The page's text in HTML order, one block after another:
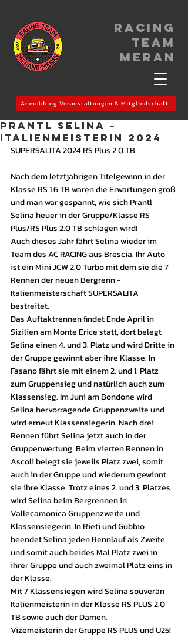
Racing
Team
meran
Anmeldung Veranstaltungen & Mitgliedschaft
PRANTL SELINA ~
ITALIENMEISTERIN 2024
SUPERSALITA 2024 RS Plus 2.0 TB
Nach dem letztjährigen Titelgewinn in der
Klasse RS 1.6 TB waren die Erwartungen groß
und man war gespannt, wie sich Prantl
Selina heuer in der Gruppe/Klasse RS
Plus/RS Plus 2.0 TB schlagen wird!
Auch dieses Jahr fährt Selina wieder im
Team des AC RACING aus Brescia. Ihr Auto
ist ein Mini JCW 2.0 Turbo mit dem sie die 7
Rennen der neuen Bergrenn -
Italienmeisterschaft SUPERSALITA
bestreitet.
Das Auftaktrennen findet Ende April in
Sizilien am Monte Erice statt, dort belegt
Selina einen 4. und 3. Platz und wird Dritte in
der Gruppe gewinnt aber ihre Klasse. In
Fasano fährt sie mit einem 2. und 1. Platz
zum Gruppensieg und natürlich auch zum
Klassensieg. Im Juni am Bondone wird
Selina hervorragende Gruppenzweite und
wird erneut Klassensiegerin. Nach drei
Rennen führt Selina jetzt auch in der
Gruppenwertung. Beim vierten Rennen in
Ascoli belegt sie jeweils Platz zwei, somit
auch in der Gruppe und wiederum gewinnt
sie ihre Klasse. Trotz eines 2. und 3. Platzes
wird Selina beim Bergrennen in
Vallecamonica Gruppenzweite und
Klassensiegerin. In Rieti und Gubbio
beendet Selina jeden Rennlauf als Zweite
und somit auch beides Mal Platz zwei in
ihrer Gruppe und auch zweimal Platz eins in
der Klasse.
Mit 7 Klassensiegen wird Selina souverän
Italienmeisterin in der Klasse RS PLUS 2.0
TB sowie auch der Damen.
Vizemeisterin der Gruppe RS PLUS und U25!